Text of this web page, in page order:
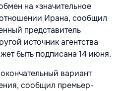
на «значительное
Ирана, сообщил
представитель
источник агентства
быть подписана 14 июня.
вариант
сообщил премьер-